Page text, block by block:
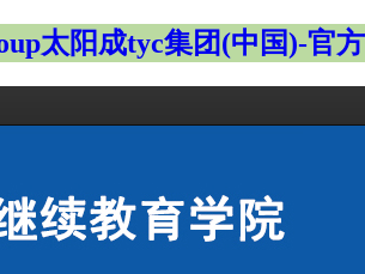
太阳成tyc集团(中国)-官